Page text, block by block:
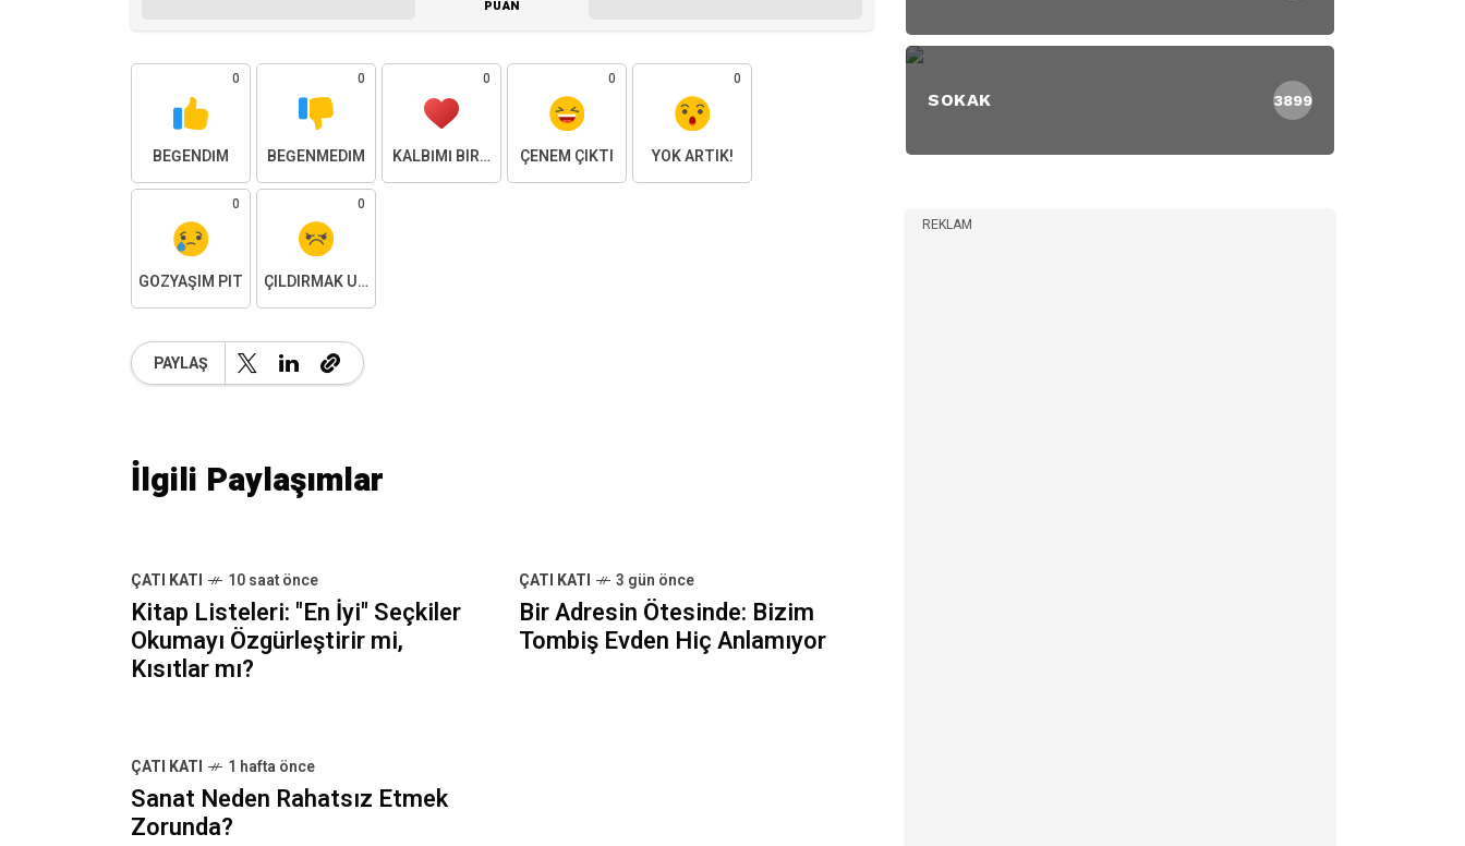
PUAN
0
BEĞENDIM
0
BEĞENMEDIM
0
KALBIMI BIRAKTIM
0
ÇENEM ÇIKTI
0
YOK ARTIK!
0
GÖZYAŞIM PIT
0
ÇILDIRMAK ÜZEREYIM
PAYLAŞ
İlgili Paylaşımlar
ÇATI KATI 10 saat önce
Kitap Listeleri: "En İyi" Seçkiler
Okumayı Özgürleştirir mi,
Kısıtlar mı?
ÇATI KATI 3 gün önce
Bir Adresin Ötesinde: Bizim
Tombiş Evden Hiç Anlamıyor
ÇATI KATI 1 hafta önce
Sanat Neden Rahatsız Etmek
Zorunda?
SOKAK 3899
REKLAM